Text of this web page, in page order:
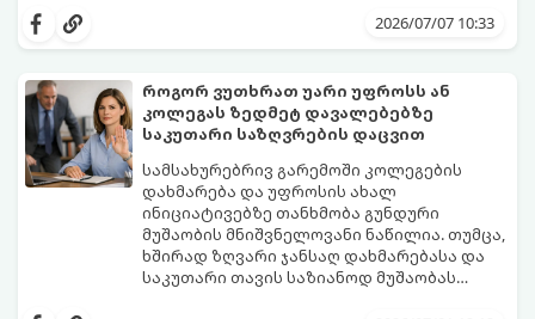
გაბედნიერებთ, აღარ არის შემოსავლიანი
იდეა ხშირად დიდ შიშებთანაა
კონკურენციას“, „სტაბილურობას ვკარგავ“.
თუმცა, რეალობა საპირისპიროა: თქვენ
იწყებთ არა ნულიდან, არამედ უზარმაზარი
ცხოვრებისეული და პროფესიული
გამოცდილებით (Soft Skills), რაც 20 წლის
დამწყებებს ფიზიკურად არ გააჩნიათ.
გთავაზობთ ნაბიჯ-ნაბიჯ გზამკვლევს, თუ
როგორ მართოთ კარიერული
"რესტარტი" სწორად და
უმტკივნეულოდ:
2026/07/07 10:33
როგორ ვუთხრათ უარი უფროსს ან
კოლეგას ზედმეტ დავალებებზე
საკუთარი საზღვრების დაცვით
სამსახურებრივ გარემოში კოლეგების
დახმარება და უფროსის ახალ
ინიციატივებზე თანხმობა გუნდური
მუშაობის მნიშვნელოვანი ნაწილია. თუმცა,
ხშირად ზღვარი ჯანსაღ დახმარებასა და
საკუთარი თავის საზიანოდ მუშაობას